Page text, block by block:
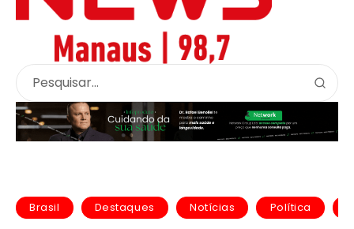
Brasil Destaques Notícias Política